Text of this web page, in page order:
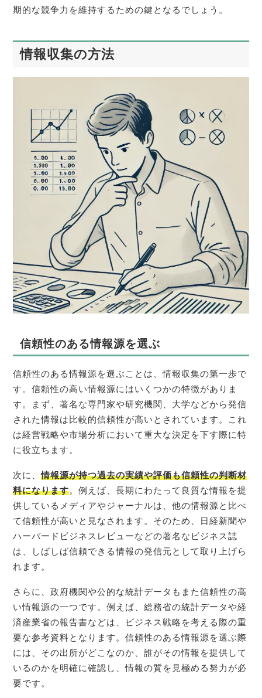
期的な競争力を維持するための鍵となるでしょう。
情報収集の方法
信頼性のある情報源を選ぶ
信頼性のある情報源を選ぶことは、情報収集の第一歩で
す。信頼性の高い情報源にはいくつかの特徴がありま
す。まず、著名な専門家や研究機関、大学などから発信
された情報は比較的信頼性が高いとされています。これ
は経営戦略や市場分析において重大な決定を下す際に特
に役立ちます。
次に、情報源が持つ過去の実績や評価も信頼性の判断材
料になります。例えば、長期にわたって良質な情報を提
供しているメディアやジャーナルは、他の情報源と比べ
て信頼性が高いと見なされます。そのため、日経新聞や
ハーバードビジネスレビューなどの著名なビジネス誌
は、しばしば信頼できる情報の発信元として取り上げら
れます。
さらに、政府機関や公的な統計データもまた信頼性の高
い情報源の一つです。例えば、総務省の統計データや経
済産業省の報告書などは、ビジネス戦略を考える際の重
要な参考資料となります。信頼性のある情報源を選ぶ際
には、その出所がどこなのか、誰がその情報を提供して
いるのかを明確に確認し、情報の質を見極める努力が必
要です。